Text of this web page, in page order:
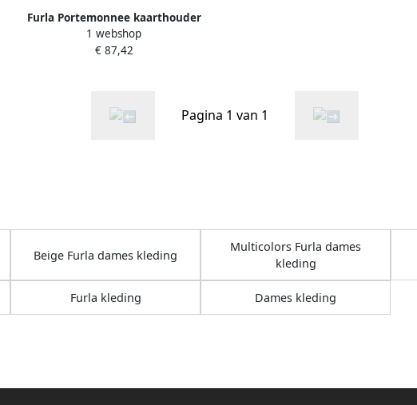
Furla Portemonnee kaarthouder
White Dames
1 webshop
€ 87,42
Pagina 1 van 1
Beige Furla dames kleding
Multicolors Furla dames
kleding
Furla kleding Dames kleding